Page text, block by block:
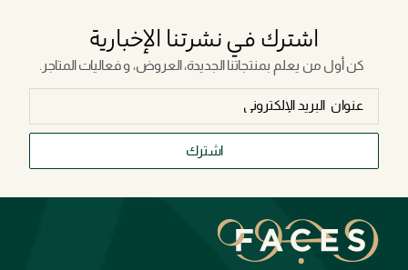
اشترك في نشرتنا الإخبارية
كن أول من يعلم بمنتجاتنا الجديدة، العروض، و فعاليات المتاجر.
اشترك